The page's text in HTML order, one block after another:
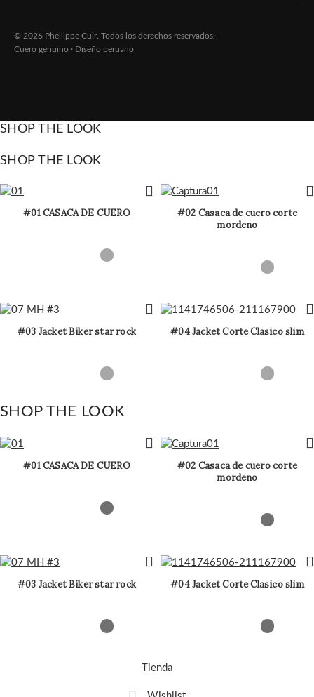
© 2026 Phellippe Cuir. Todos los derechos reservados.
Cuero genuino · Diseño peruano
SHOP THE LOOK
SHOP THE LOOK
#01 CASACA DE CUERO
#02 Casaca de cuero corte
mordeno
#03 Jacket Biker star rock #04 Jacket Corte Clasico slim
SHOP THE LOOK
#01 CASACA DE CUERO
#02 Casaca de cuero corte
mordeno
#03 Jacket Biker star rock #04 Jacket Corte Clasico slim
Tienda